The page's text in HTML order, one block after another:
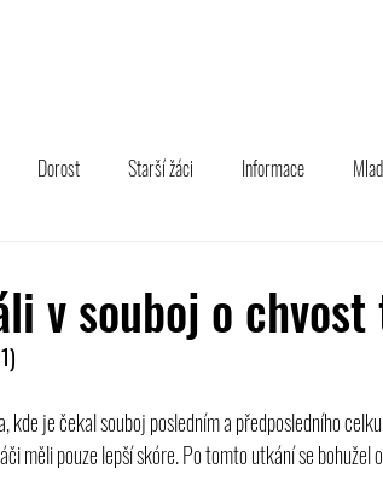
Dorost Starší žáci Informace
v souboj o
je čekal souboj posledním a předposledního
měli pouze lepší skóre. Po tomto utkání se bohužel